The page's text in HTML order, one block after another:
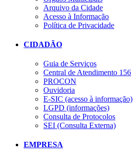
Arquivo da Cidade
Acesso à Informação
Política de Privacidade
CIDADÃO
Guia de Serviços
Central de Atendimento 156
PROCON
Ouvidoria
E-SIC (acesso à informação)
LGPD (informações)
Consulta de Protocolos
SEI (Consulta Externa)
EMPRESA